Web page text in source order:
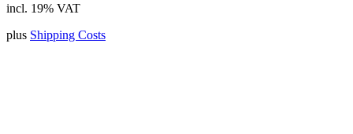
incl. 19% VAT
plus Shipping Costs